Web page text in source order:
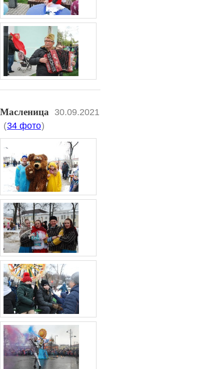
Масленица
30.09.2021
(34 фото)